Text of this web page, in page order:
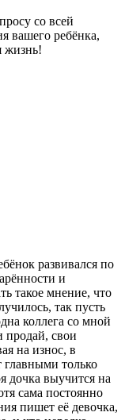
со всей
вашего ребёнка,
жизнь!
развивался по
и
такое мнение, что
так пусть
коллега со мной
продай, свои
на износ, в
главными только
дочка выучится на
сама постоянно
пишет её девочка,